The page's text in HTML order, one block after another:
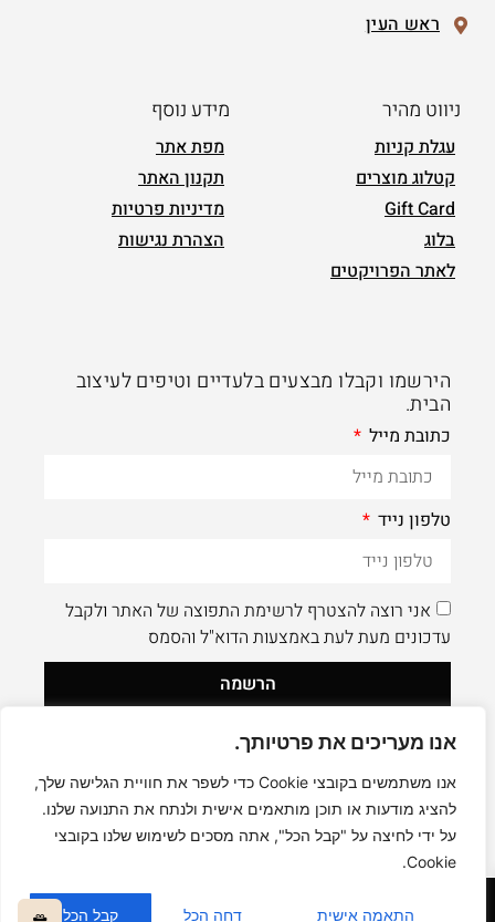
אנו מעריכים את פרטיותך.
אנו משתמשים בקובצי Cookie כדי לשפר את חוויית הגלישה שלך,
להציג מודעות או תוכן מותאמים אישית ולנתח את התנועה שלנו.
על ידי לחיצה על "קבל הכל", אתה מסכים לשימוש שלנו בקובצי
Cookie.
התאמה אישית דחה הכל קבל הכל
ראש העין
ניווט מהיר
עגלת קניות
קטלוג מוצרים
Gift Card
בלוג
לאתר הפרויקטים
מידע נוסף
מפת אתר
תקנון האתר
מדיניות פרטיות
הצהרת נגישות
הירשמו וקבלו מבצעים בלעדיים וטיפים לעיצוב
הבית.
כתובת מייל
טלפון נייד
אני רוצה להצטרף לרשימת התפוצה של האתר ולקבל
עדכונים מעת לעת באמצעות הדוא"ל והסמס
הרשמה
לעוד תוכן איכותי - תעקבו AleaDesign@
0